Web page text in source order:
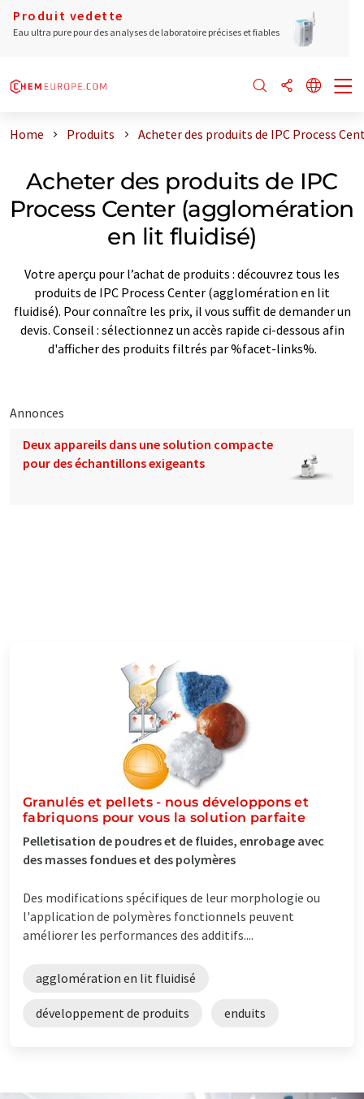
Produit vedette
Eau ultra pure pour des analyses de laboratoire précises et fiables
Home Produits Acheter des produits de IPC Process
Acheter des produits de IPC
Process Center (agglomération
en lit fluidisé)
Votre aperçu pour l’achat de produits : découvrez tous les
produits de IPC Process Center (agglomération en lit
fluidisé). Pour connaître les prix, il vous suffit de demander un
devis. Conseil : sélectionnez un accès rapide ci-dessous afin
d'afficher des produits filtrés par %facet-links%.
Annonces
Deux appareils dans une solution compacte
pour des échantillons exigeants
Granulés et pellets - nous développons et
fabriquons pour vous la solution parfaite
Pelletisation de poudres et de fluides, enrobage avec
des masses fondues et des polymères
Des modifications spécifiques de leur morphologie ou
l'application de polymères fonctionnels peuvent
améliorer les performances des additifs....
agglomération en lit fluidisé
développement de produits enduits